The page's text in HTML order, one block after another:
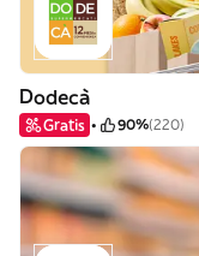
Dodecà
Gratis 90%(220)